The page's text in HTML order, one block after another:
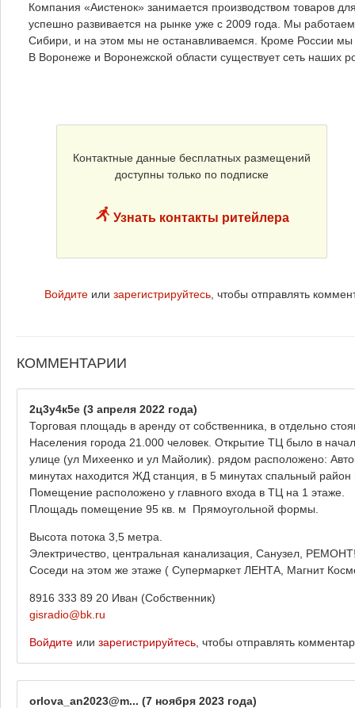
Компания «Аистенок» занимается производством товаров
успешно развивается на рынке уже с 2009 года. Мы
Сибири, и на этом мы не останавливаемся. Кроме России мы
В Воронеже и Воронежской области существует сеть наших
Контактные данные бесплатных размещений
доступны только по подписке
Узнать контакты ритейлера
Войдите или зарегистрируйтесь, чтобы отправлять
КОММЕНТАРИИ
2ц3у4к5е (3 апреля 2022 года)
Торговая площадь в аренду от собственника, в отдельно
Населения города 21.000 человек. Открытие ТЦ было в
улице (ул Михеенко и ул Майолик). рядом расположено:
минутах находится ЖД станция, в 5 минутах спальный
Помещение расположено у главного входа в ТЦ на 1 этаже.
Площадь помещение 95 кв. м Прямоугольной формы.
Высота потока 3,5 метра.
Электричество, центральная канализация, Санузел,
Соседи на этом же этаже ( Супермаркет ЛЕНТА, Магнит
8916 333 89 20 Иван (Собственник)
gisradio@bk.ru
Войдите или зарегистрируйтесь , чтобы отправлять
orlova_an2023@m... (7 ноября 2023 года)